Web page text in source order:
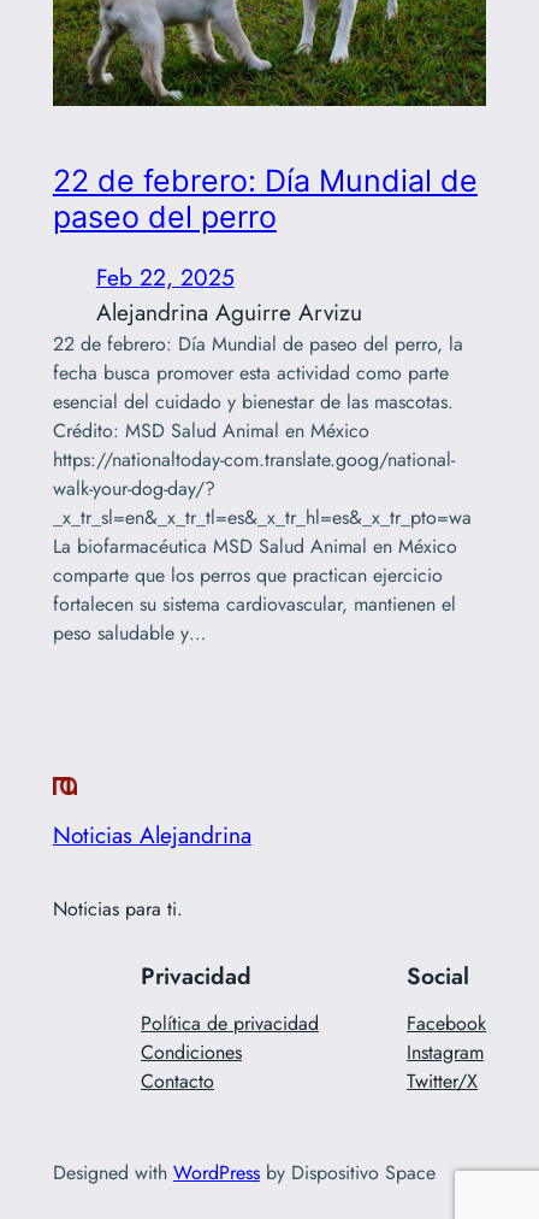
22 de febrero: Día Mundial de
paseo del perro
Feb 22, 2025
Alejandrina Aguirre Arvizu
22 de febrero: Día Mundial de paseo del perro, la
fecha busca promover esta actividad como parte
esencial del cuidado y bienestar de las mascotas.
Crédito: MSD Salud Animal en México
https://nationaltoday-com.translate.goog/national-
walk-your-dog-day/?
_x_tr_sl=en&_x_tr_tl=es&_x_tr_hl=es&_x_tr_pto=wa
La biofarmacéutica MSD Salud Animal en México
comparte que los perros que practican ejercicio
fortalecen su sistema cardiovascular, mantienen el
peso saludable y…
Noticias Alejandrina
Noticias para ti.
Privacidad
Política de privacidad
Condiciones
Contacto
Social
Facebook
Instagram
Twitter/X
Designed with WordPressby Dispositivo Space